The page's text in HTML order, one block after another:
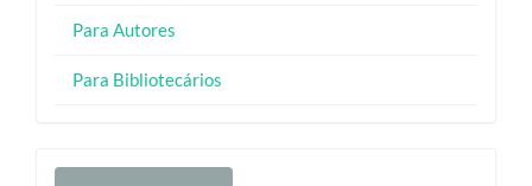
Para Autores
Para Bibliotecários
Enviar